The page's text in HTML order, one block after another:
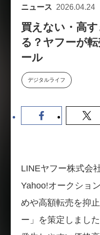
個人情学
セミナー
ニュース 2026.04.24
買えない・高
る？ヤフーが
ール
デジタルライフ
LINEヤフー株式会
Yahoo!オークショ
めや高額転売を抑
ー」を策定しまし